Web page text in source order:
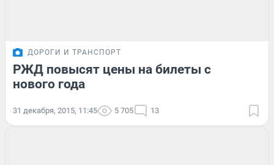
ДОРОГИ И ТРАНСПОРТ
РЖД повысят цены на билеты с
нового года
31 декабря, 2015, 11:45 5 705 13